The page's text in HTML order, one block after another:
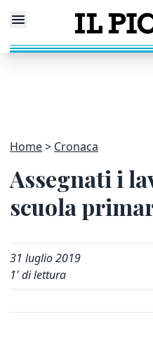
Home Cronaca
Assegnati i
scuola
31 luglio 2019
1' di lettura